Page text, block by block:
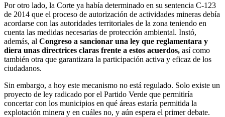
Por otro lado, la Corte ya había determinado en su sentencia C-123
de 2014 que el proceso de autorización de actividades mineras debía
acordarse con las autoridades territoriales de la zona teniendo en
cuenta las medidas necesarias de protección ambiental. Instó,
además, al Congreso a sancionar una ley que reglamentara y
diera unas directrices claras frente a estos acuerdos, así como
también otra que garantizara la participación activa y eficaz de los
ciudadanos.
Sin embargo, a hoy este mecanismo no está regulado. Solo existe un
proyecto de ley radicado por el Partido Verde que permitiría
concertar con los municipios en qué áreas estaría permitida la
explotación minera y en cuáles no, y aún espera el primer debate.